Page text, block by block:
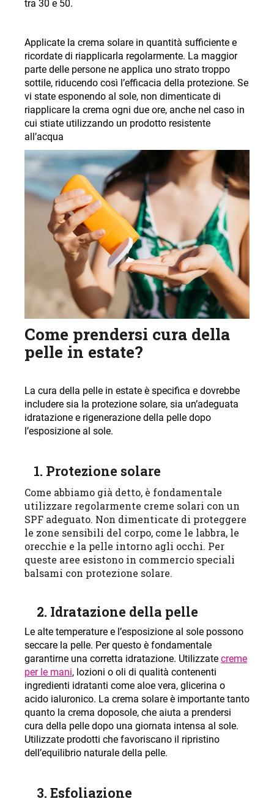
tra 30 e 50.
Applicate la crema solare in quantità sufficiente e
ricordate di riapplicarla regolarmente. La maggior
parte delle persone ne applica uno strato troppo
sottile, riducendo così l’efficacia della protezione. Se
vi state esponendo al sole, non dimenticate di
riapplicare la crema ogni due ore, anche nel caso in
cui stiate utilizzando un prodotto resistente
all’acqua
Come prendersi cura della
pelle in estate?
La cura della pelle in estate è specifica e dovrebbe
includere sia la protezione solare, sia un’adeguata
idratazione e rigenerazione della pelle dopo
l’esposizione al sole.
1. Protezione solare
Come abbiamo già detto, è fondamentale
utilizzare regolarmente creme solari con un
SPF adeguato. Non dimenticate di proteggere
le zone sensibili del corpo, come le labbra, le
orecchie e la pelle intorno agli occhi. Per
queste aree esistono in commercio speciali
balsami con protezione solare.
2. Idratazione della pelle
Le alte temperature e l’esposizione al sole possono
seccare la pelle. Per questo è fondamentale
garantirne una corretta idratazione. Utilizzate creme
per le mani, lozioni o oli di qualità contenenti
ingredienti idratanti come aloe vera, glicerina o
acido ialuronico. La crema solare è importante tanto
quanto la crema doposole, che aiuta a prendersi
cura della pelle dopo una giornata intensa al sole.
Utilizzate prodotti che favoriscano il ripristino
dell’equilibrio naturale della pelle.
3. Esfoliazione